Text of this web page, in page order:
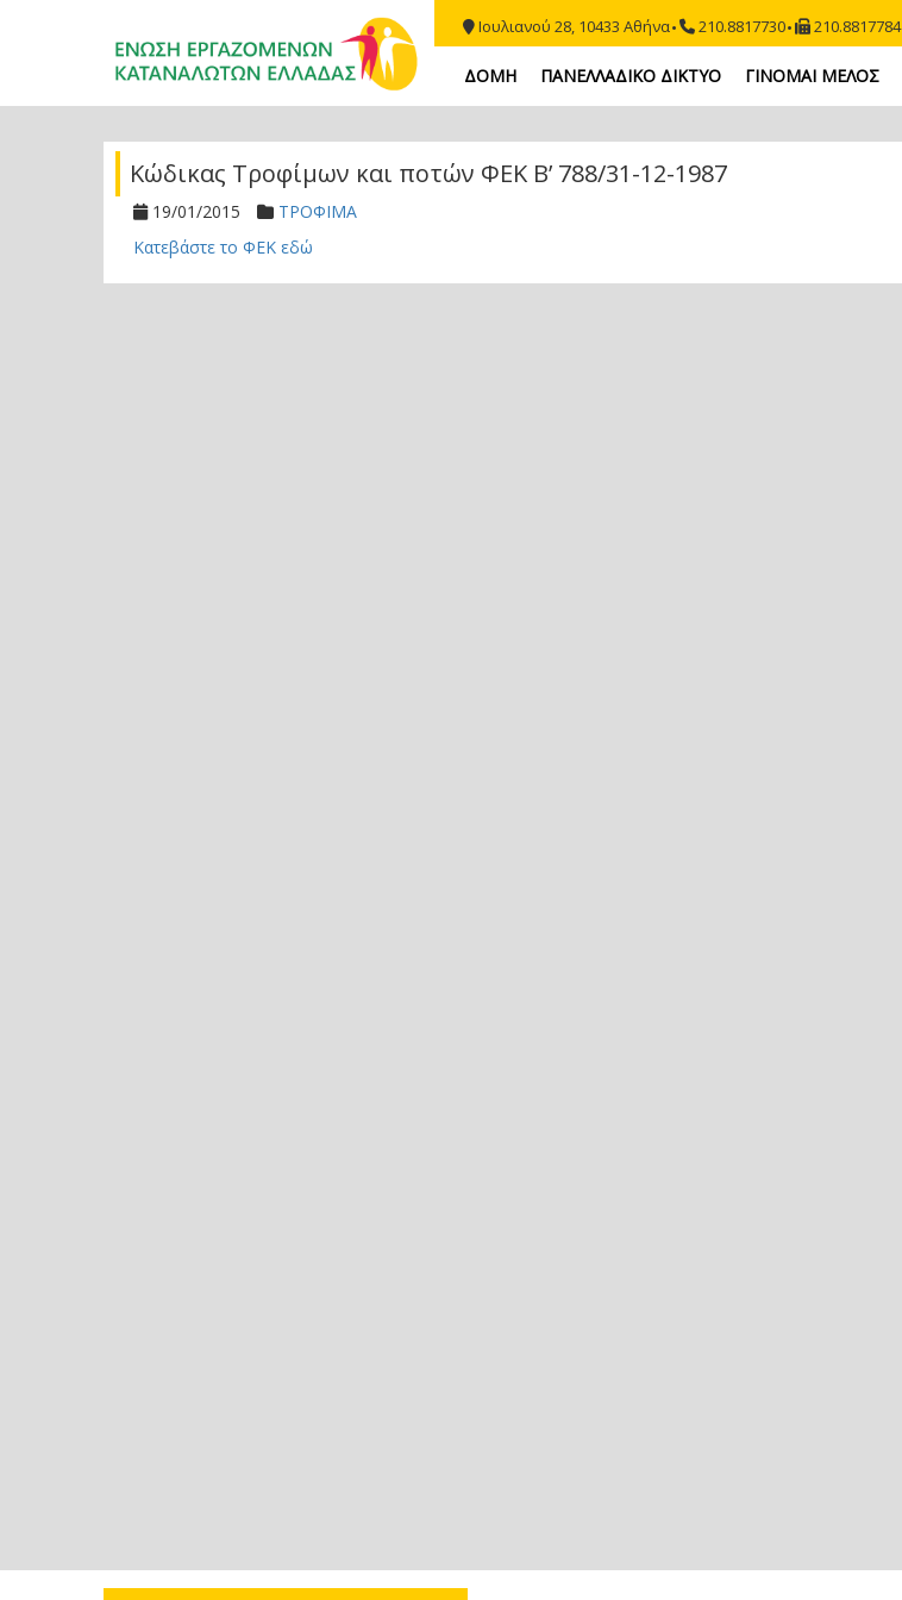
Ιουλιανού 28, 10433 Αθήνα 210.8817730 210.8817784
ΔΟΜΗ ΠΑΝΕΛΛΑΔΙΚΟ ΔΙΚΤΥΟ ΓΙΝΟΜΑΙ ΜΕΛΟΣ
Κώδικας Τροφίμων και ποτών ΦΕΚ Β’ 788/31-12-1987
19/01/2015
ΤΡΟΦΙΜΑ
Κατεβάστε το ΦΕΚ εδώ